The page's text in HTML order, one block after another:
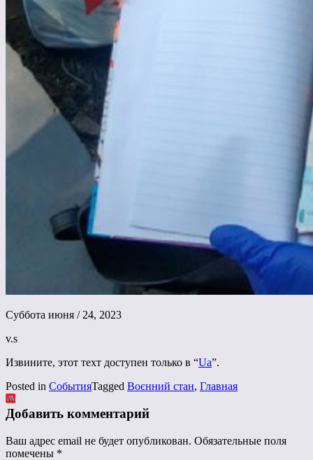
Суббота июня / 24, 2023
v.s
Извините, этот техт доступен только в “Ua”.
Posted in СобытияTagged Воєнний стан, Главная
Добавить комментарий
Ваш адрес email не будет опубликован. Обязательные поля
помечены *